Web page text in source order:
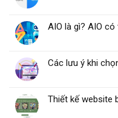
AIO là gì? AIO có
Các lưu ý khi
Thiết kế website